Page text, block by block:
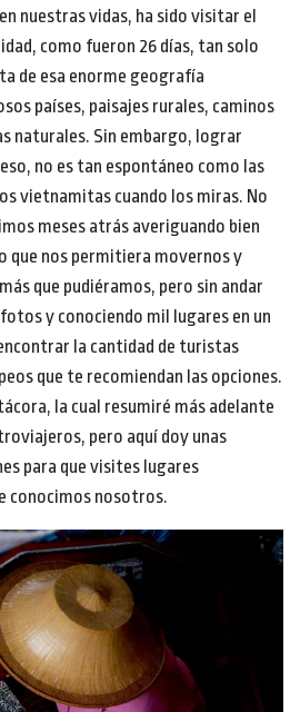
nuestras vidas, ha sido visitar el
como fueron 26 días, tan solo
de esa enorme geografía
países, paisajes rurales, caminos
naturales. Sin embargo, lograr
no es tan espontáneo como las
vietnamitas cuando los miras. No
meses atrás averiguando bien
que nos permitiera movernos y
que pudiéramos, pero sin andar
y conociendo mil lugares en un
la cantidad de turistas
que te recomiendan las opciones.
la cual resumiré más adelante
pero aquí doy unas
para que visites lugares
conocimos nosotros.